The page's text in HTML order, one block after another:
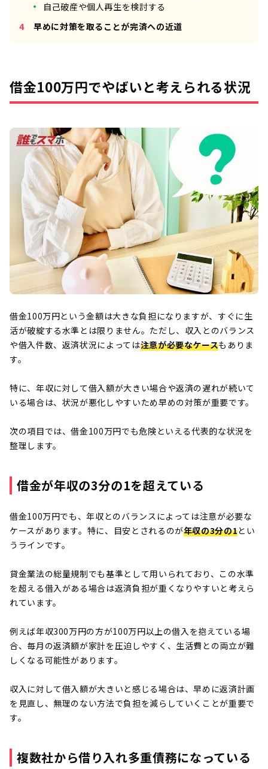
自己破産や個人再生を検討する
早めに対策を取ることが完済への近道
借金100万円でやばいと考えられる状況
借金100万円という金額は大きな負担になりますが、すぐに生
活が破綻する水準とは限りません。ただし、収入とのバランス
や借入件数、返済状況によっては注意が必要なケースもありま
す。
特に、年収に対して借入額が大きい場合や返済の遅れが続いて
いる場合は、状況が悪化しやすいため早めの対策が重要です。
次の項目では、借金100万円でも危険といえる代表的な状況を
整理します。
借金が年収の3分の1を超えている
借金100万円でも、年収とのバランスによっては注意が必要な
ケースがあります。特に、目安とされるのが年収の3分の1とい
うラインです。
貸金業法の総量規制でも基準として用いられており、この水準
を超える借入がある場合は返済負担が重くなりやすいと考えら
れています。
例えば年収300万円の方が100万円以上の借入を抱えている場
合、毎月の返済額が家計を圧迫しやすく、生活費との両立が難
しくなる可能性があります。
収入に対して借入額が大きいと感じる場合は、早めに返済計画
を見直し、無理のない方法で負担を減らしていくことが重要で
す。
複数社から借り入れ多重債務になっている